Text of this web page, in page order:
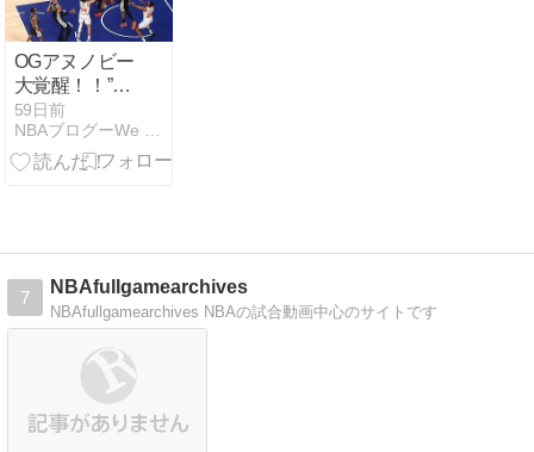
OGアヌノビー
大覚醒！！”ニ
ックス史上最
高のプレー”で
29PTSビハイ
59日前
NBAブログーWe The NorthとGrind City
7
NBAfullgamearchives
NBAfullgamearchives NBAの試合動画中心のサイトです